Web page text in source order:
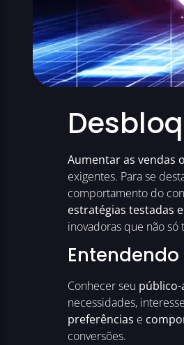
Aumentar as vendas
exigentes. Para se
comportamento do
estratégias testadas
inovadoras que não
Conhecer seu público-
necessidades,
preferências e
conversões.